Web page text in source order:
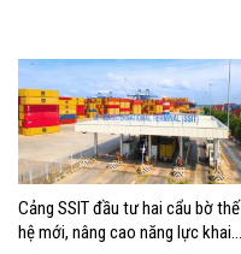
Cảng SSIT đầu tư hai cẩu bờ thế
hệ mới, nâng cao năng lực khai